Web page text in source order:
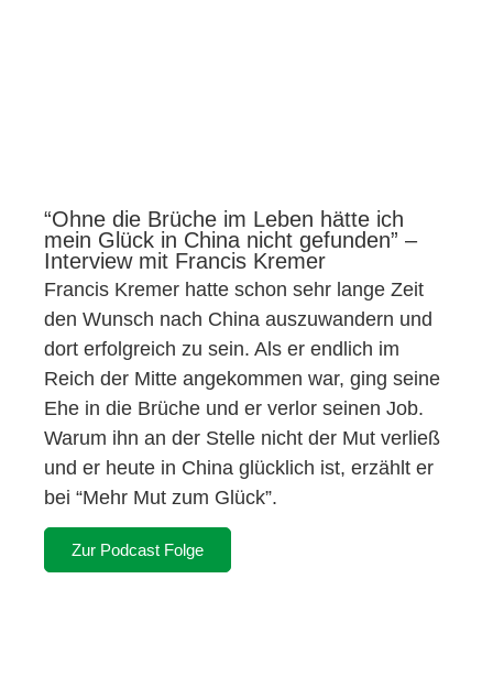
“Ohne die Brüche im Leben hätte ich
mein Glück in China nicht gefunden” –
Interview mit Francis Kremer
Francis Kremer hatte schon sehr lange Zeit
den Wunsch nach China auszuwandern und
dort erfolgreich zu sein. Als er endlich im
Reich der Mitte angekommen war, ging seine
Ehe in die Brüche und er verlor seinen Job.
Warum ihn an der Stelle nicht der Mut verließ
und er heute in China glücklich ist, erzählt er
bei “Mehr Mut zum Glück”.
Zur Podcast Folge